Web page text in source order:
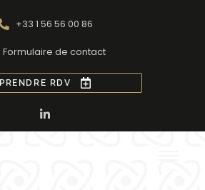
+33 1 56 56 00 86
Formulaire de contact
PRENDRE RDV